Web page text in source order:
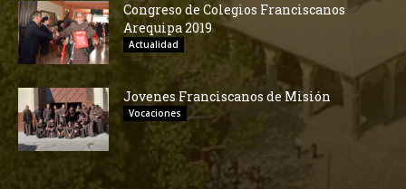
Congreso de Colegios Franciscanos
Arequipa 2019
Actualidad
Jovenes Franciscanos de Misión
Vocaciones